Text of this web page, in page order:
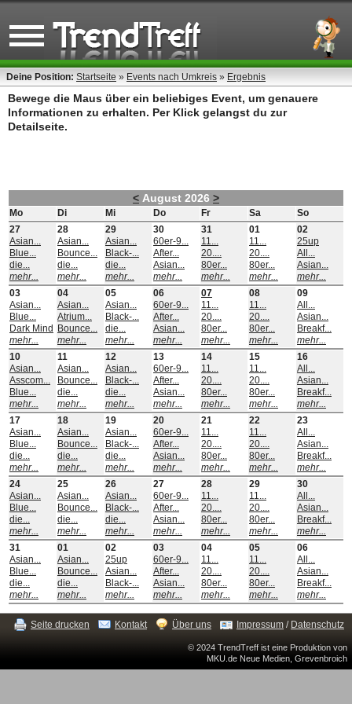
Deine Position: Startseite » Events nach Umkreis » Ergebnis
Bewege die Maus über ein beliebiges Event, um genauere
Informationen zu erhalten. Per Klick gelangst du zur
Detailseite.
< August 2026 >
Mo Di Mi Do Fr Sa
So
27
Asian...
Blue...
die...
mehr...
28
Asian...
Bounce...
die...
mehr...
29
Asian...
Black-...
die...
mehr...
30
60er-9...
After...
Asian...
mehr...
31
11...
20....
80er...
mehr...
01
11...
20....
80er...
mehr...
02
25up
All...
Asian...
mehr...
03
Asian...
Blue...
Dark Mind
mehr...
04
Asian...
Atrium...
Bounce...
mehr...
05
Asian...
Black-...
die...
mehr...
06
60er-9...
After...
Asian...
mehr...
07
11...
20....
80er...
mehr...
08
11...
20....
80er...
mehr...
09
All...
Asian...
Breakf...
mehr...
10
Asian...
Asscom...
Blue...
mehr...
11
Asian...
Bounce...
die...
mehr...
12
Asian...
Black-...
die...
mehr...
13
60er-9...
After...
Asian...
mehr...
14
11...
20....
80er...
mehr...
15
11...
20....
80er...
mehr...
16
All...
Asian...
Breakf...
mehr...
17
Asian...
Blue...
die...
mehr...
18
Asian...
Bounce...
die...
mehr...
19
Asian...
Black-...
die...
mehr...
20
60er-9...
After...
Asian...
mehr...
21
11...
20....
80er...
mehr...
22
11...
20....
80er...
mehr...
23
All...
Asian...
Breakf...
mehr...
24
Asian...
Blue...
die...
mehr...
25
Asian...
Bounce...
die...
mehr...
26
Asian...
Black-...
die...
mehr...
27
60er-9...
After...
Asian...
mehr...
28
11...
20....
80er...
mehr...
29
11...
20....
80er...
mehr...
30
All...
Asian...
Breakf...
mehr...
31
Asian...
Blue...
die...
mehr...
01
Asian...
Bounce...
die...
mehr...
02
25up
Asian...
Black-...
mehr...
03
60er-9...
After...
Asian...
mehr...
04
11...
20....
80er...
mehr...
05
11...
20....
80er...
mehr...
06
All...
Asian...
Breakf...
mehr...
Seite drucken Kontakt Über uns Impressum / Datenschutz
© 2024 TrendTreff ist eine Produktion von
MKU.de Neue Medien, Grevenbroich